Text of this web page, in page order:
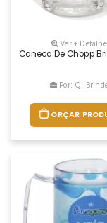
Ver +
Caneca De Chopp
Por: Qi
ORÇAR